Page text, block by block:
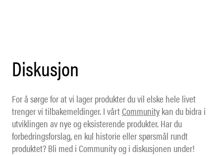
Diskusjon
For å sørge for at vi lager produkter du vil elske hele livet
trenger vi tilbakemeldinger. I vårtCommunitykan du bidra i
utviklingen av nye og eksisterende produkter. Har du
forbedringsforslag, en kul historie eller spørsmål rundt
produktet? Bli med i Community og i diskusjonen under!